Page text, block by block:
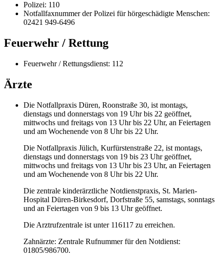
Polizei: 110
Notfallfaxnummer der Polizei für hörgeschädigte Menschen:
02421 949-6496
Feuerwehr / Rettung
Feuerwehr / Rettungsdienst: 112
Ärzte
Die Notfallpraxis Düren, Roonstraße 30, ist montags,
dienstags und donnerstags von 19 Uhr bis 22 geöffnet,
mittwochs und freitags von 13 Uhr bis 22 Uhr, an Feiertagen
und am Wochenende von 8 Uhr bis 22 Uhr.
Die Notfallpraxis Jülich, Kurfürstenstraße 22, ist montags,
dienstags und donnerstags von 19 bis 23 Uhr geöffnet,
mittwochs und freitags von 13 Uhr bis 23 Uhr, an Feiertagen
und am Wochenende von 8 Uhr bis 22 Uhr.
Die zentrale kinderärztliche Notdienstpraxis, St. Marien-
Hospital Düren-Birkesdorf, Dorfstraße 55, samstags, sonntags
und an Feiertagen von 9 bis 13 Uhr geöffnet.
Die Arztrufzentrale ist unter 116117 zu erreichen.
Zahnärzte: Zentrale Rufnummer für den Notdienst:
01805/986700.